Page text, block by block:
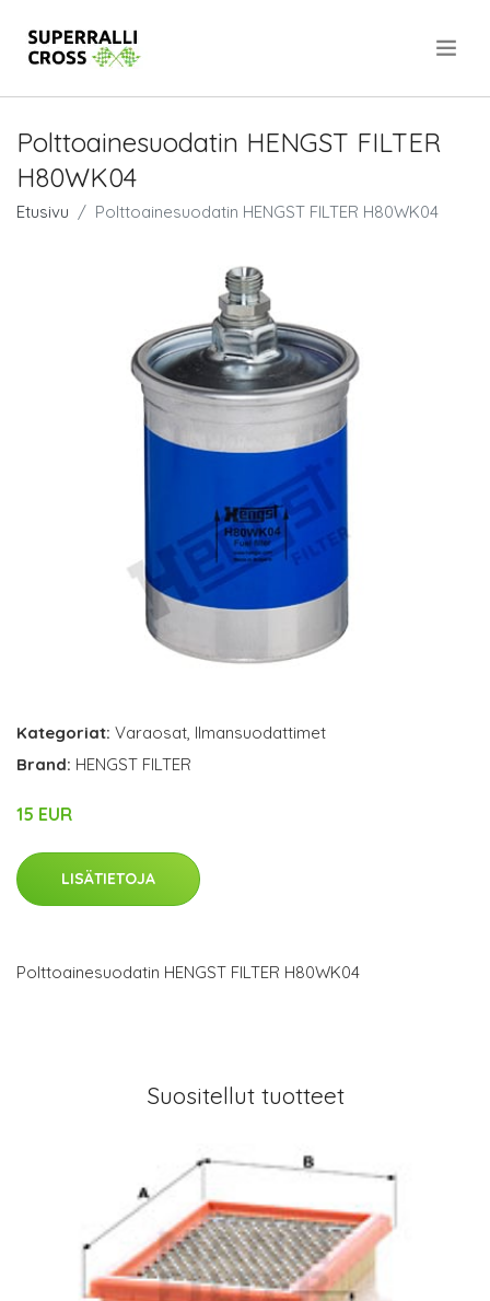
Polttoainesuodatin HENGST FILTER
H80WK04
Etusivu Polttoainesuodatin HENGST FILTER H80WK04
Kategoriat: Varaosat, Ilmansuodattimet
Brand: HENGST FILTER
15 EUR
LISÄTIETOJA
Polttoainesuodatin HENGST FILTER H80WK04
Suositellut tuotteet